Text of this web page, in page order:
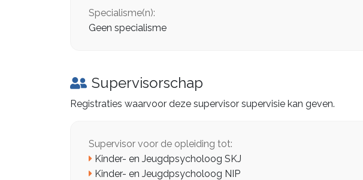
Specialisme(n):
Geen specialisme
Supervisorschap
Registraties waarvoor deze supervisor supervisie kan geven.
Supervisor voor de opleiding tot:
Kinder- en Jeugdpsycholoog SKJ
Kinder- en Jeugdpsycholoog NIP